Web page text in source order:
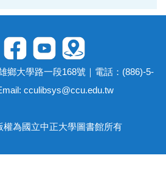
鄉大學路一段168號｜電話：(886)-5-
cculibsys@ccu.edu.tw
權為國立中正大學圖書館所有